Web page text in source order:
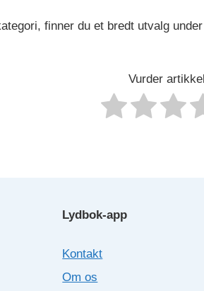
finner du et bredt utvalg under
Vurder
Lydbok-app
Kontakt
Om os